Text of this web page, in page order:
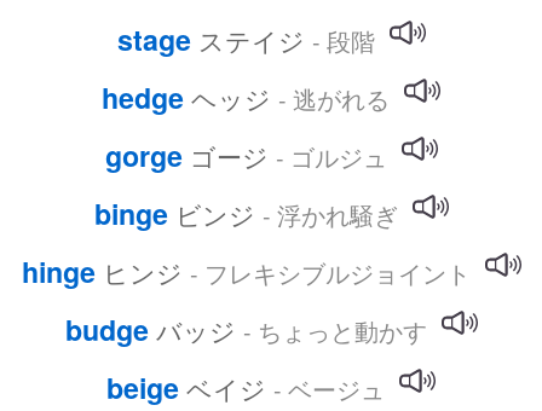
stage ステイジ - 段階
hedge ヘッジ - 逃がれる
gorge ゴージ - ゴルジュ
binge ビンジ - 浮かれ騒ぎ
hinge ヒンジ - フレキシブルジョイント
budge バッジ - ちょっと動かす
beige ベイジ - ベージュ